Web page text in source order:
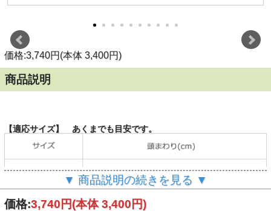
価格:3,740円(本体 3,400円)
商品説明
【適応サイズ】 あくまでも目安です。
▼ 商品説明の続きを見る ▼
価格:3,740円(本体 3,400円)